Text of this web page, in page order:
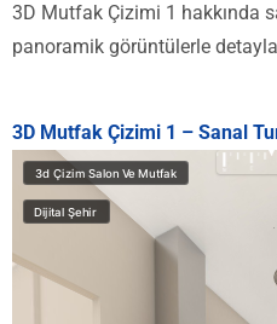
3D Mutfak Çizimi 1 hakkında
panoramik görüntülerle
3D Mutfak Çizimi 1 – Sanal